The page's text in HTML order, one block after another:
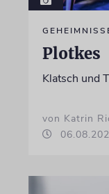
Plotkes
Klatsch und
von Katrin